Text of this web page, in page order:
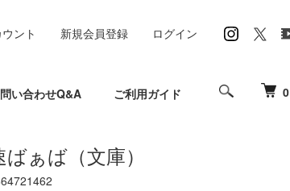
0
い合わせQ&A ご利用ガイド
ント 新規会員登録 ログイン
ぁば（文庫）